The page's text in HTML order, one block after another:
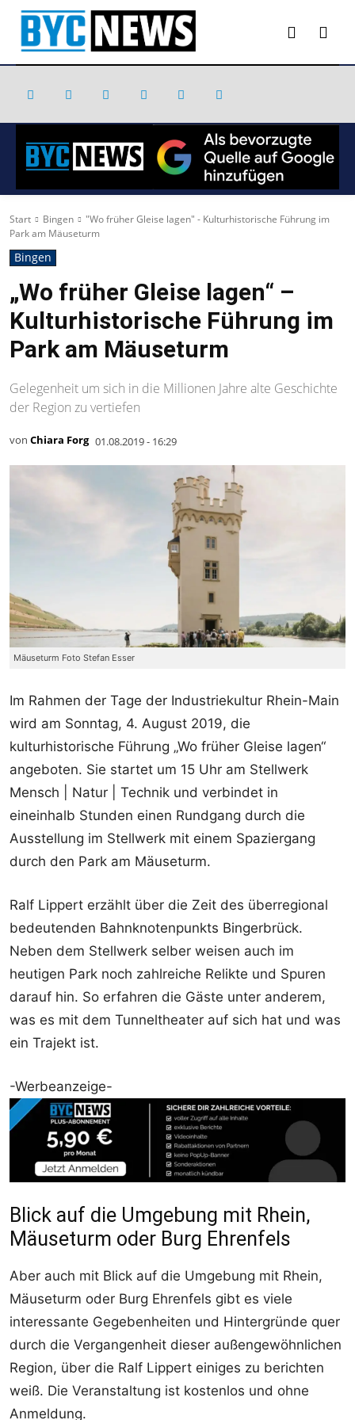
Start Bingen
"Wo früher Gleise lagen" - Kulturhistorische Führung im
Park am Mäuseturm
Bingen
„Wo früher Gleise lagen“ –
Kulturhistorische Führung im
Park am Mäuseturm
Gelegenheit um sich in die Millionen Jahre alte Geschichte
der Region zu vertiefen
von Chiara Forg 01.08.2019 - 16:29
Mäuseturm Foto Stefan Esser
Im Rahmen der Tage der Industriekultur Rhein-Main
wird am Sonntag, 4. August 2019, die
kulturhistorische Führung „Wo früher Gleise lagen“
angeboten. Sie startet um 15 Uhr am Stellwerk
Mensch | Natur | Technik und verbindet in
eineinhalb Stunden einen Rundgang durch die
Ausstellung im Stellwerk mit einem Spaziergang
durch den Park am Mäuseturm.
Ralf Lippert erzählt über die Zeit des überregional
bedeutenden Bahnknotenpunkts Bingerbrück.
Neben dem Stellwerk selber weisen auch im
heutigen Park noch zahlreiche Relikte und Spuren
darauf hin. So erfahren die Gäste unter anderem,
was es mit dem Tunneltheater auf sich hat und was
ein Trajekt ist.
-Werbeanzeige-
Blick auf die Umgebung mit Rhein,
Mäuseturm oder Burg Ehrenfels
Aber auch mit Blick auf die Umgebung mit Rhein,
Mäuseturm oder Burg Ehrenfels gibt es viele
interessante Gegebenheiten und Hintergründe quer
durch die Vergangenheit dieser außengewöhnlichen
Region, über die Ralf Lippert einiges zu berichten
weiß. Die Veranstaltung ist kostenlos und ohne
Anmeldung.